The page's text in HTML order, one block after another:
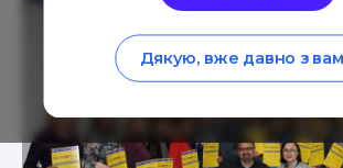
Дякую, вже давно з